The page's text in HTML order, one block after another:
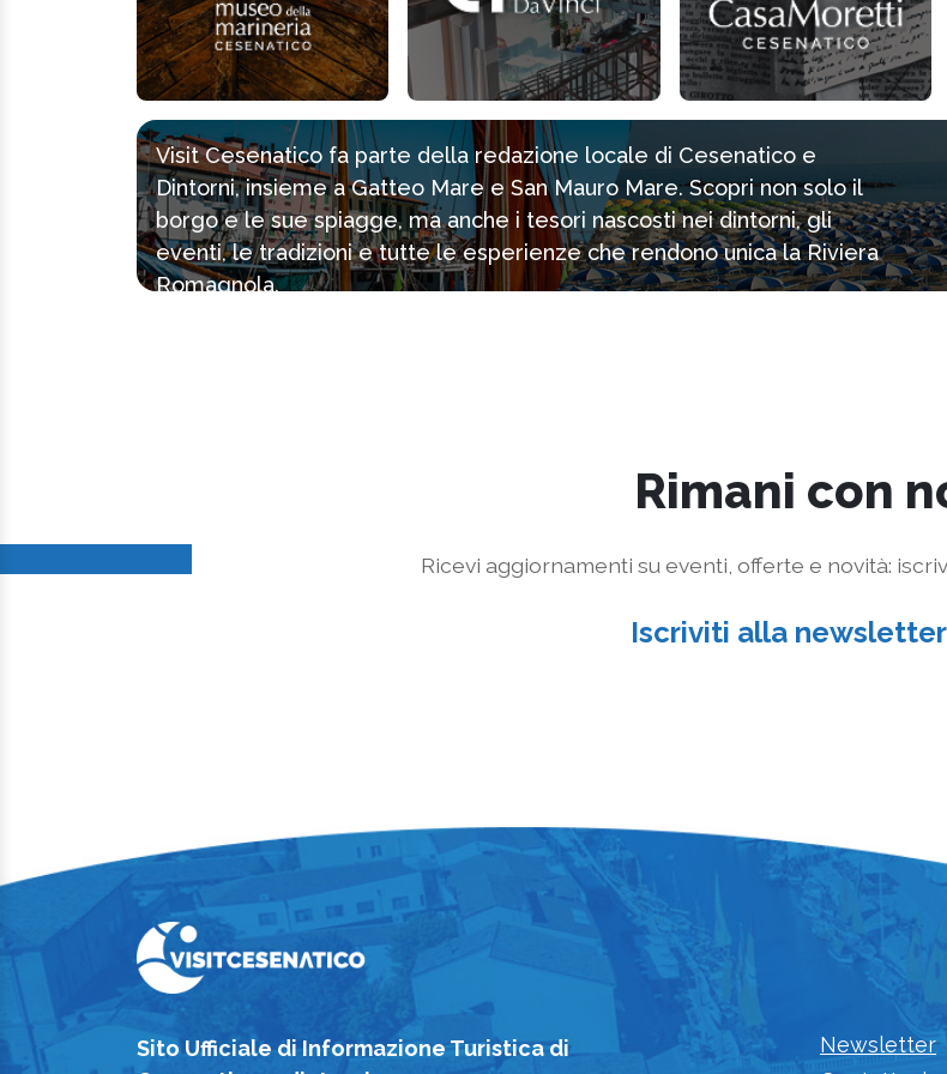
Visit Cesenatico fa parte della redazione locale di Cesenatico e
Dintorni, insieme a Gatteo Mare e San Mauro Mare. Scopri non solo il
borgo e le sue spiagge, ma anche i tesori nascosti nei dintorni, gli
eventi, le tradizioni e tutte le esperienze che rendono unica la Riviera
Romagnola.
Rimani con
Ricevi aggiornamenti su eventi, offerte e novità:
Iscriviti alla newsletter
Sito Ufficiale di Informazione Turistica di
Newsletter